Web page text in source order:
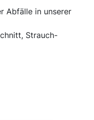
Abfälle in unserer
Strauch-